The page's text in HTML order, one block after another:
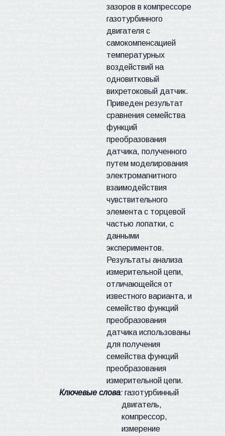
зазоров в компрессоре
газотурбинного
двигателя с
самокомпенсацией
температурных
воздействий на
одновитковый
вихретоковый датчик.
Приведен результат
сравнения семейства
функций
преобразования
датчика, полученного
путем моделирования
электромагнитного
взаимодействия
чувствительного
элемента с торцевой
частью лопатки, с
данными
экспериментов.
Результаты анализа
измерительной цепи,
отличающейся от
известного варианта, и
семейство функций
преобразования
датчика использованы
для получения
семейства функций
преобразования
измерительной цепи.
Ключевые слова:газотурбинный
двигатель,
компрессор,
измерение